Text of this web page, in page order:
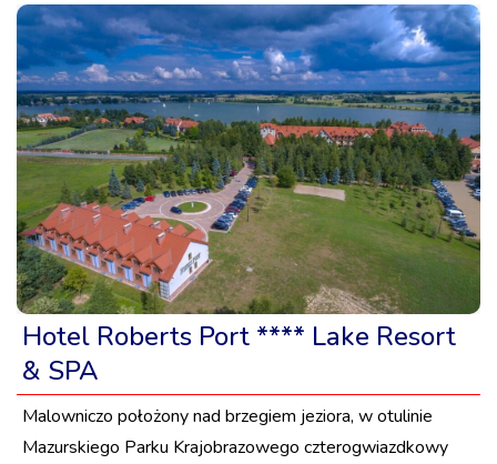
Hotel Roberts Port **** Lake Resort
& SPA
Malowniczo położony nad brzegiem jeziora, w otulinie
Mazurskiego Parku Krajobrazowego czterogwiazdkowy